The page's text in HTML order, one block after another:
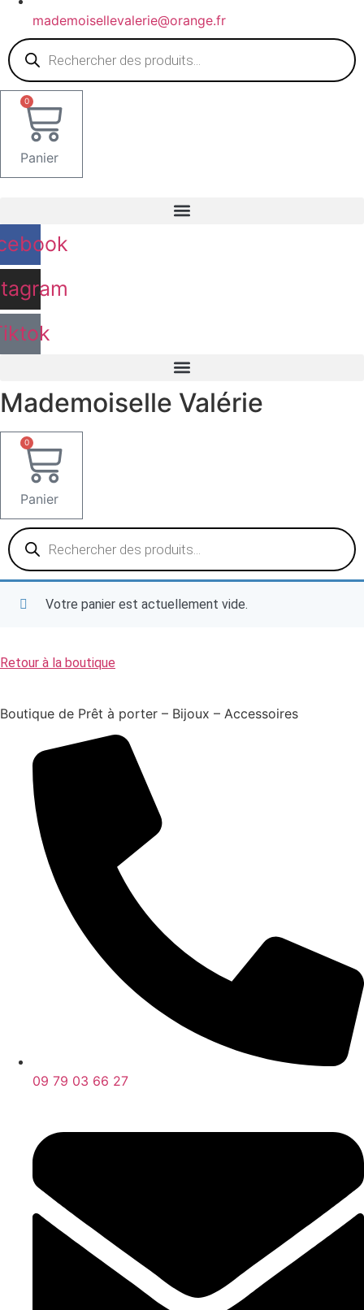
mademoisellevalerie@orange.fr
Recherche
de
produits
0
Panier
Mademoiselle Valérie
0
Panier
Recherche
de
produits
Votre panier est actuellement vide.
Retour à la boutique
Boutique de Prêt à porter – Bijoux – Accessoires
09 79 03 66 27